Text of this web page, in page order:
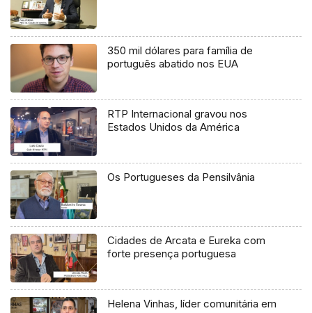
350 mil dólares para família de
português abatido nos EUA
RTP Internacional gravou nos
Estados Unidos da América
Os Portugueses da Pensilvânia
Cidades de Arcata e Eureka com
forte presença portuguesa
Helena Vinhas, líder comunitária em